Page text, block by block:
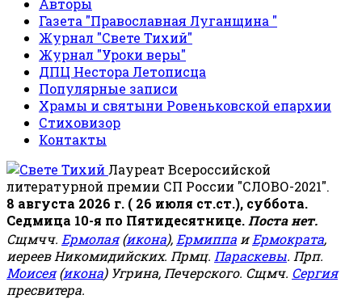
Авторы
Газета "Православная Луганщина "
Журнал "Свете Тихий"
Журнал "Уроки веры"
ДПЦ Нестора Летописца
Популярные записи
Храмы и святыни Ровеньковской епархии
Стиховизор
Контакты
Лауреат Всероссийской
литературной премии СП России "СЛОВО-2021".
8 августа 2026 г. ( 26 июля ст.ст.), суббота.
Седмица 10-я по Пятидесятнице. Поста нет.
Сщмчч. Ермолая(икона), Ермиппа иЕрмократа,
иереев Никомидийских. Прмц. Параскевы. Прп.
Моисея(икона) Угрина, Печерского. Сщмч. Сергия
пресвитера.